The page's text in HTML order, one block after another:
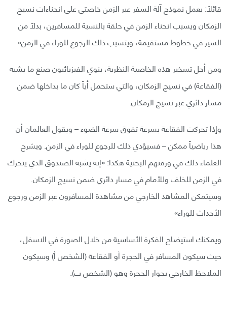
قائلاً: يعمل نموذج آلة السفر عبر الزمن خاصتي على انحناءات نسيج
الزمكان ويسبب انحناء الزمن في حلقة بالنسبة للمسافرين، بدلاً من
السير في خطوط مستقيمة، ويتسبب ذلك الرجوع للوراء في الزمن»
ومن أجل تسخير هذه الخاصية النظرية، ينوي الفيزيائيون صنع ما يشبه
(الفقاعة) في نسيج الزمكان، والتي ستحمل أياً كان ما بداخلها ضمن
مسار دائري عبر نسيج الزمكان.
وإذا تحركت الفقاعة بسرعة تفوق سرعة الضوء – ويقول العالمان أن
هذا رياضياً ممكن – فسيؤدي ذلك للرجوع للوراء في الزمن. ويشرح
العلماء ذلك في ورقتهم البحثية هكذا: «إنه يشبه الصندوق الذي يتحرك
في الزمن للخلف وللأمام في مسار دائري ضمن نسيج الزمكان.
وسيتمكن المشاهد الخارجي من مشاهدة المسافرون عبر الزمن ورجوع
الأحداث للوراء»
ويمكنك استيضاح الفكرة الأساسية من خلال الصورة في الاسفل،
حيث سيكون المسافر في الحجرة أو الفقاعة (الشخص أ) وسيكون
الملاحظ الخارجي بجوار الحجرة وهو (الشخص ب).